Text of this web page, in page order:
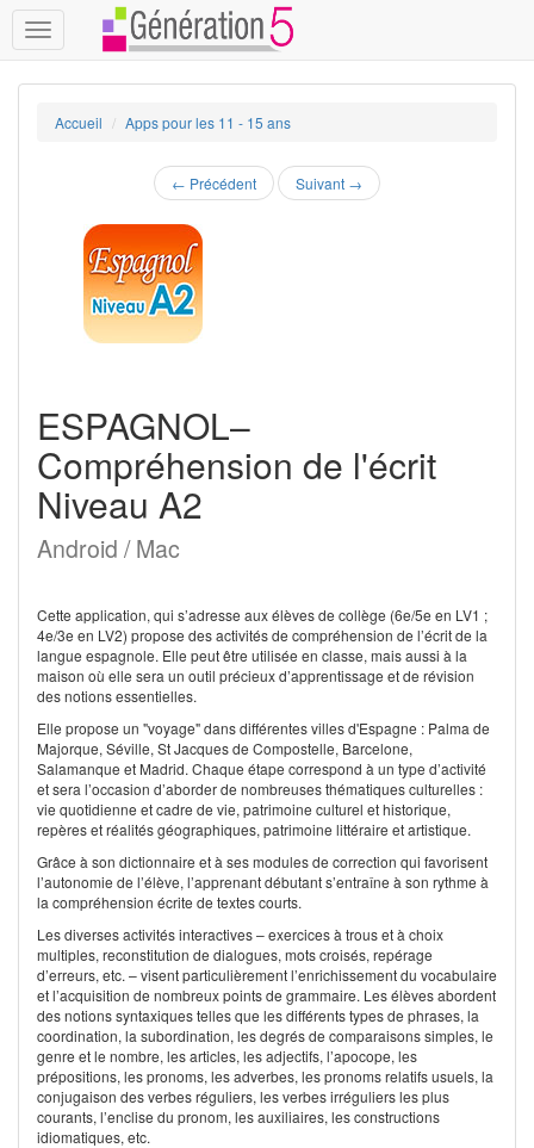
Toggle
navigation
Accueil Apps pour les 11 - 15 ans
← Précédent Suivant →
ESPAGNOL–
Compréhension de l'écrit
Niveau A2
Android / Mac
Cette application, qui s’adresse aux élèves de collège (6e/5e en LV1 ;
4e/3e en LV2) propose des activités de compréhension de l’écrit de la
langue espagnole. Elle peut être utilisée en classe, mais aussi à la
maison où elle sera un outil précieux d’apprentissage et de révision
des notions essentielles.
Elle propose un "voyage" dans différentes villes d'Espagne : Palma de
Majorque, Séville, St Jacques de Compostelle, Barcelone,
Salamanque et Madrid. Chaque étape correspond à un type d’activité
et sera l’occasion d’aborder de nombreuses thématiques culturelles :
vie quotidienne et cadre de vie, patrimoine culturel et historique,
repères et réalités géographiques, patrimoine littéraire et artistique.
Grâce à son dictionnaire et à ses modules de correction qui favorisent
l’autonomie de l’élève, l’apprenant débutant s’entraîne à son rythme à
la compréhension écrite de textes courts.
Les diverses activités interactives – exercices à trous et à choix
multiples, reconstitution de dialogues, mots croisés, repérage
d’erreurs, etc. – visent particulièrement l’enrichissement du vocabulaire
et l’acquisition de nombreux points de grammaire. Les élèves abordent
des notions syntaxiques telles que les différents types de phrases, la
coordination, la subordination, les degrés de comparaisons simples, le
genre et le nombre, les articles, les adjectifs, l’apocope, les
prépositions, les pronoms, les adverbes, les pronoms relatifs usuels, la
conjugaison des verbes réguliers, les verbes irréguliers les plus
courants, l’enclise du pronom, les auxiliaires, les constructions
idiomatiques, etc.